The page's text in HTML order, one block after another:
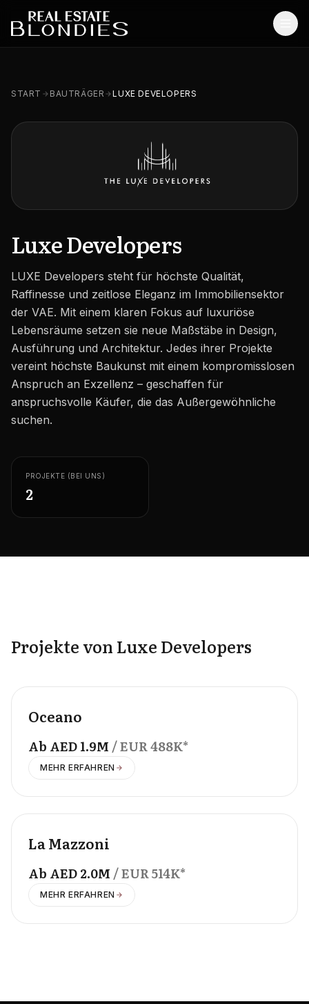
Karriere
Gebiete in den VAE
Bauträger in den VAE
DE
START BAUTRÄGER LUXE DEVELOPERS
Luxe Developers
LUXE Developers steht für höchste Qualität,
Raffinesse und zeitlose Eleganz im Immobiliensektor
der VAE. Mit einem klaren Fokus auf luxuriöse
Lebensräume setzen sie neue Maßstäbe in Design,
Ausführung und Architektur. Jedes ihrer Projekte
vereint höchste Baukunst mit einem kompromisslosen
Anspruch an Exzellenz – geschaffen für
anspruchsvolle Käufer, die das Außergewöhnliche
suchen.
PROJEKTE (BEI UNS)
2
Projekte von Luxe Developers
Oceano
Ab AED1.9M / EUR488K*
MEHR ERFAHREN
La Mazzoni
Ab AED2.0M / EUR514K*
MEHR ERFAHREN